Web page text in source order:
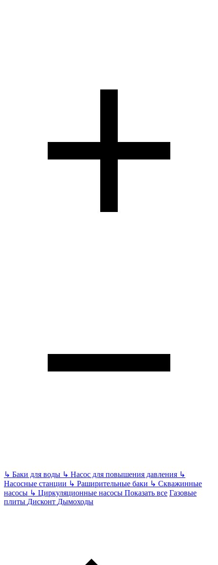
↳ Баки для воды ↳ Насос для повышения давления ↳
Насосные станции ↳ Раширительные баки ↳ Скважинные
насосы ↳ Циркуляционные насосы Показать все Газовые
плиты Дисконт Дымоходы